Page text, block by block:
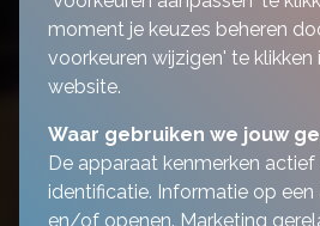
moment je keuzes beheren
voorkeuren wijzigen' te
website.
Waar gebruiken we jouw
De apparaat kenmerken
identificatie. Informatie op
en/of openen. Marketing